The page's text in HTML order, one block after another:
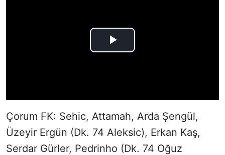
Çorum FK: Sehic, Attamah, Arda Şengül,
Üzeyir Ergün (Dk. 74 Aleksic), Erkan Kaş,
Serdar Gürler, Pedrinho (Dk. 74 Oğuz